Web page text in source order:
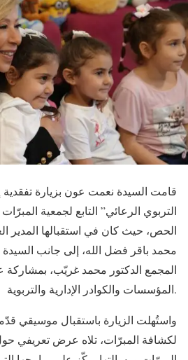
قامت السيدة نعمت عون بزيارة
التربوي الرعائي” التابع لجمعية
الحص، حيث كان في استقبالها المدير
محمد باقر فضل الله، إلى جانب السيدة
المجمع الدكتور محمد غريّب،
المؤسسات والكوادر الإدارية والتربوية.
واستُهلت الزيارة باستقبال موسيقي
لكشافة المبرّات، تلاه عرض تعريفي